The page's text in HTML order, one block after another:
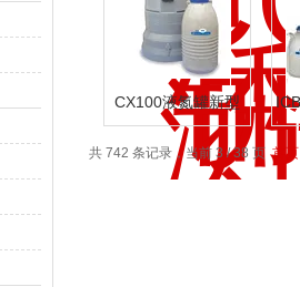
CX100液氮罐新型
运输箱
共 742 条记录，当前 3 / 38 页首页